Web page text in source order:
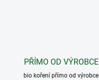
PŘÍMO OD VÝROBCE
bio koření přímo od výrobce